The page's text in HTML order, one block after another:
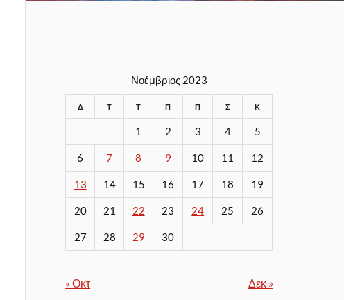
Νοέμβριος 2023
Δ Τ Τ Π Π Σ Κ
1 2 3 4 5
6 7 8 9 10 11 12
13 14 15 16 17 18 19
20 21 22 23 24 25 26
27 28 29 30
« Οκτ Δεκ »